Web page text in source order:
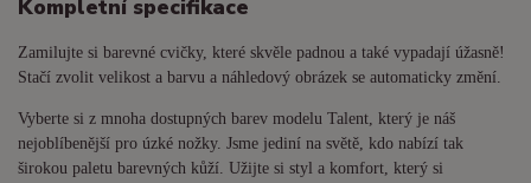
Kompletní specifikace
Zamilujte si barevné cvičky, které skvěle padnou a také vypadají úžasně!
Stačí zvolit velikost a barvu a náhledový obrázek se automaticky změní.
Vyberte si z mnoha dostupných barev modelu Talent, který je náš
nejoblíbenější pro úzké nožky. Jsme jediní na světě, kdo nabízí tak
širokou paletu barevných kůží. Užijte si styl a komfort, který si